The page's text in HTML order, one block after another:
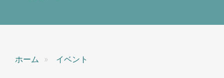
ホーム イベント